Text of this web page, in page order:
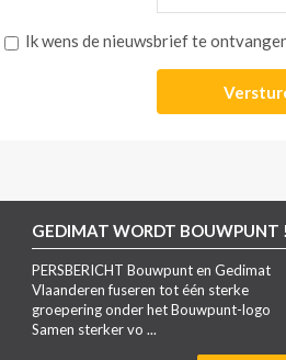
Ik wens de nieuwsbrief te
GEDIMAT WORDT BOUWPUNT
PERSBERICHT Bouwpunt en Gedimat
Vlaanderen fuseren tot één sterke
groepering onder het Bouwpunt-logo
Samen sterker vo ...